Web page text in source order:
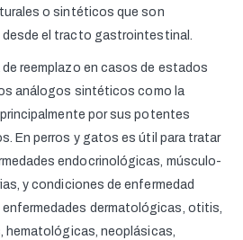
o sintéticos que son
desde el tracto gastrointestinal.
reemplazo en casos de estados
análogos sintéticos como la
por sus potentes
En perros y gatos es útil para tratar
endocrinológicas, músculo-
y condiciones de enfermedad
dermatológicas, otitis,
hematológicas, neoplásicas,